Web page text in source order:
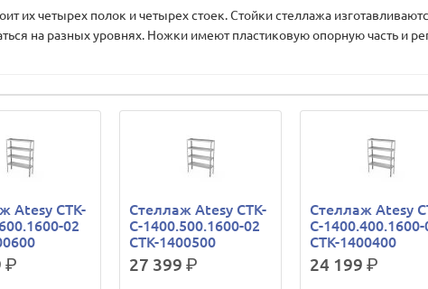
четырех полок и четырех стоек. Стойки стеллажа
на разных уровнях. Ножки имеют пластиковую опорную часть и
Atesy СТК-
02
р.
Стеллаж Atesy СТК-
С-1400.500.1600-02
СТК-1400500
27 399р.
Стеллаж Atesy
С-1400.400.1600-
СТК-1400400
24 199р.